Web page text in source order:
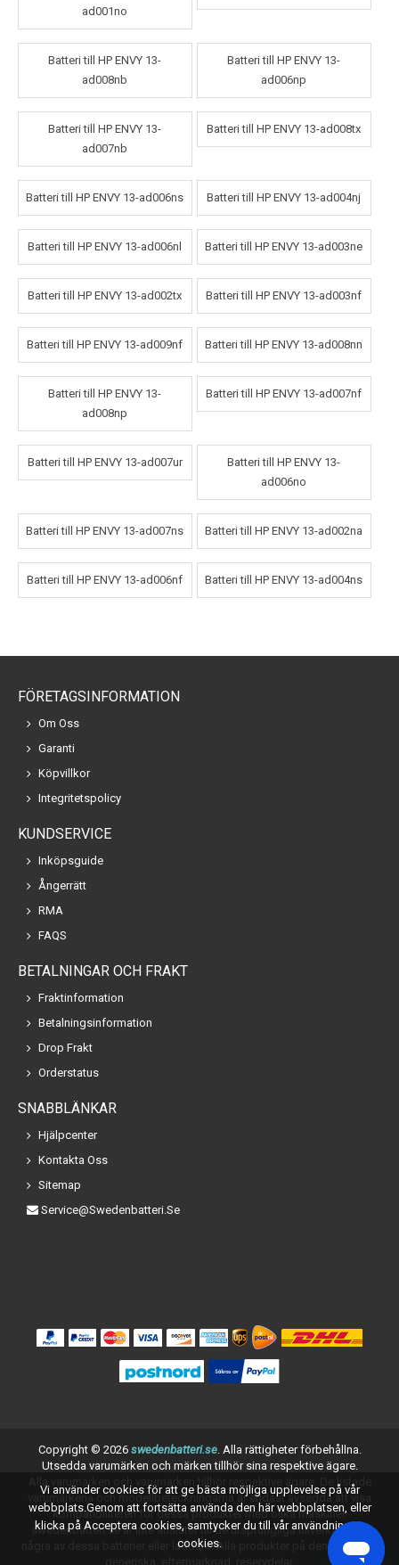
ad001no
Batteri till HP ENVY 13-
ad008nb
Batteri till HP ENVY 13-
ad006np
Batteri till HP ENVY 13-
ad007nb
Batteri till HP ENVY 13-ad008tx
Batteri till HP ENVY 13-ad006ns Batteri till HP ENVY 13-ad004nj
Batteri till HP ENVY 13-ad006nl Batteri till HP ENVY 13-ad003ne
Batteri till HP ENVY 13-ad002tx Batteri till HP ENVY 13-ad003nf
Batteri till HP ENVY 13-ad009nf Batteri till HP ENVY 13-ad008nn
Batteri till HP ENVY 13-
ad008np
Batteri till HP ENVY 13-ad007nf
Batteri till HP ENVY 13-ad007ur
Batteri till HP ENVY 13-
ad006no
Batteri till HP ENVY 13-ad007ns Batteri till HP ENVY 13-ad002na
Batteri till HP ENVY 13-ad006nf Batteri till HP ENVY 13-ad004ns
FÖRETAGSINFORMATION
Om Oss
Garanti
Köpvillkor
Integritetspolicy
KUNDSERVICE
Inköpsguide
Ångerrätt
RMA
FAQS
BETALNINGAR OCH FRAKT
Fraktinformation
Betalningsinformation
Drop Frakt
Orderstatus
SNABBLÄNKAR
Hjälpcenter
Kontakta Oss
Sitemap
Service@swedenbatteri.se
Copyright © 2026 swedenbatteri.se. Alla rättigheter förbehållna.
Utsedda varumärken och märken tillhör sina respektive ägare.
Alla varumärken och varumärken tillhör respektive ägare. De listade
varumärkena och modellbeteckningarna är endast avsedda att visa
kompatibiliteten för dessa produkter med olika maskiner.
swedenbatteri.se är inte anslutet till de ursprungliga tillverkarna av
några av dessa batterier eller laddare. Alla produkter på denna sida är
Vi använder cookies för att ge bästa möjliga upplevelse på vår
webbplats.Genom att fortsätta använda den här webbplatsen, eller
klicka på Acceptera cookies, samtycker du till vår användning av
cookies.